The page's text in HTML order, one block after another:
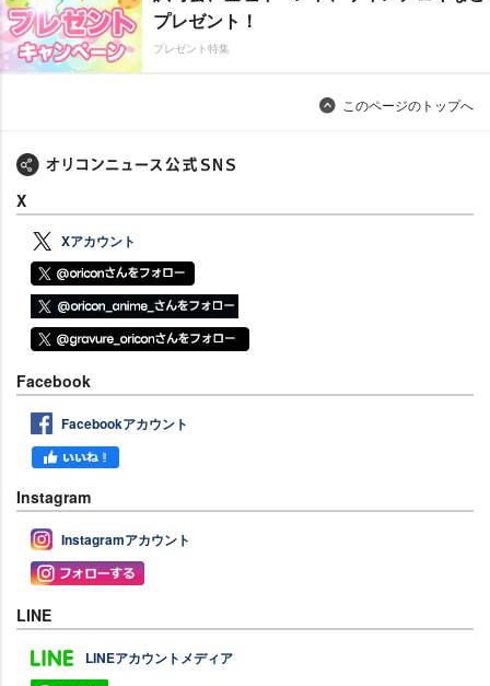
プレゼント！
プレゼント特集
このページのトップへ
X
Xアカウント
Facebook
Facebookアカウント
Instagram
Instagramアカウント
LINE
LINEアカウントメディア